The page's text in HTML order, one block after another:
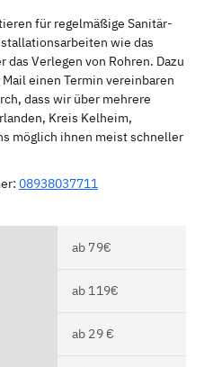
für regelmäßige Sanitär-
wie das
Verlegen von Rohren. Dazu
einen Termin vereinbaren
dass wir über mehrere
Kreis Kelheim,
möglich ihnen meist schneller
08938037711
ab 79€
ab 119€
ab 29 €